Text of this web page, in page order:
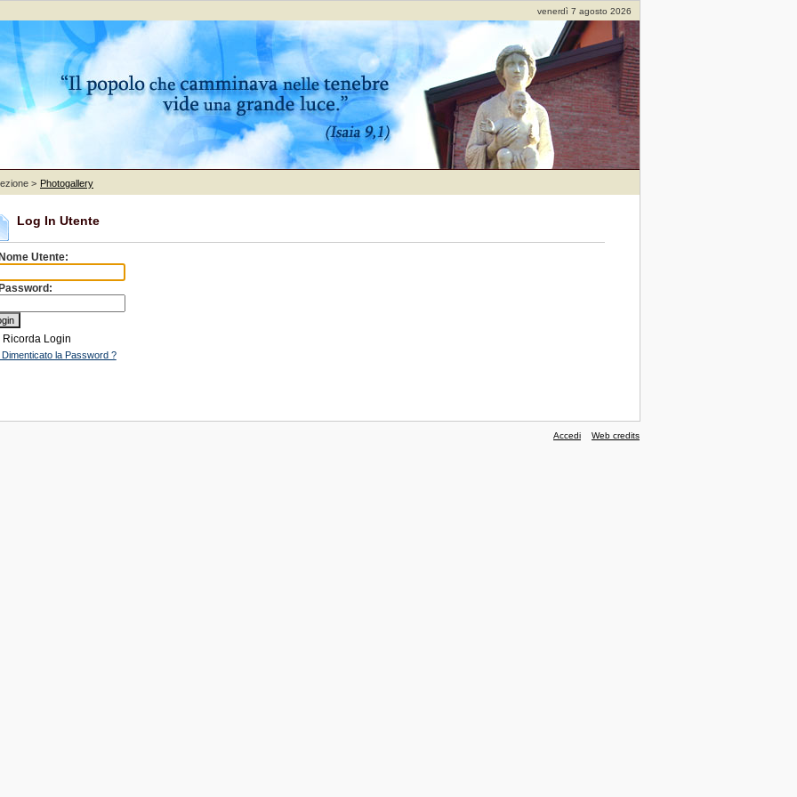
venerdì 7 agosto 2026
> Photogallery
Log In Utente
Nome Utente:
Password:
Ricorda Login
Dimenticato la Password ?
Accedi Web credits